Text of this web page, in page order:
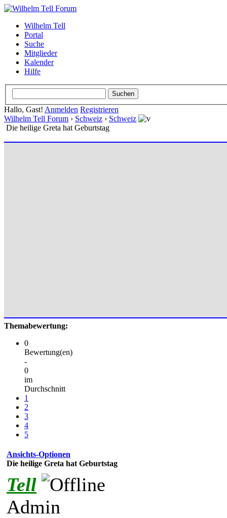
Wilhelm Tell
Portal
Suche
Mitglieder
Kalender
Hilfe
Hallo, Gast! Anmelden Registrieren
Wilhelm Tell Forum › Schweiz › Schweiz
Die heilige Greta hat Geburtstag
Themabewertung:
0
Bewertung(en)
-
0
im
Durchschnitt
1
2
3
4
5
Ansichts-Optionen
Die heilige Greta hat Geburtstag
Tell
Admin